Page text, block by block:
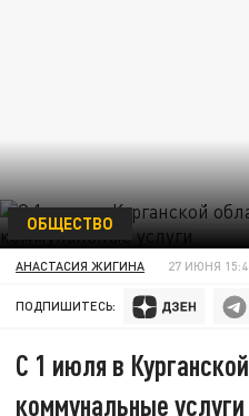
ОБЩЕСТВО
АНАСТАСИЯ ЖИГИНА 27 ИЮНЯ
ПОДПИШИТЕСЬ:
С 1 июля в
коммунальные услуги